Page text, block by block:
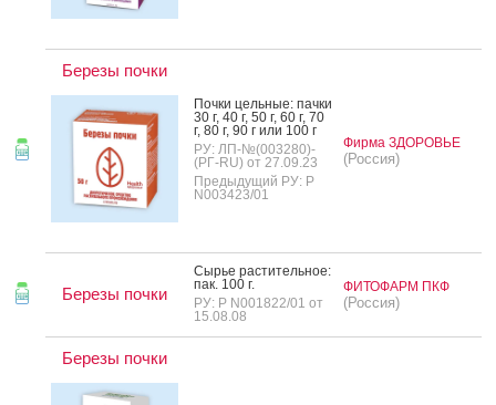
Березы почки
Поч­ки цель­ные: пач­ки
30 г, 40 г, 50 г, 60 г, 70
г, 80 г, 90 г или 100 г
РУ: ЛП-№(003280)-
(РГ-RU) от 27.09.23
Предыдущий РУ: Р
N003423/01
Фирма ЗДОРОВЬЕ
(Россия)
Березы почки
Сырье рас­ти­тель­ное:
пак. 100 г.
РУ: Р N001822/01 от
15.08.08
ФИТОФАРМ ПКФ
(Россия)
Березы почки